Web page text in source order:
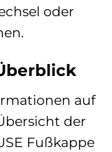
oder
auf
der
Fußkappe